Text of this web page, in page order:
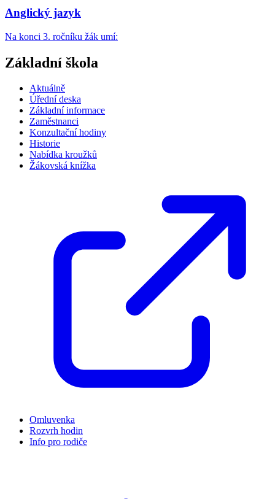
Anglický jazyk
Na konci 3. ročníku žák umí:
Základní škola
Aktuálně
Úřední deska
Základní informace
Zaměstnanci
Konzultační hodiny
Historie
Nabídka kroužků
Žákovská knížka
Omluvenka
Rozvrh hodin
Info pro rodiče